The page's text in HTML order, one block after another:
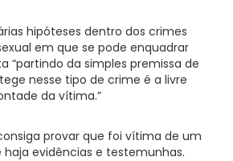
hipóteses dentro dos crimes
em que se pode enquadrar
“partindo da simples premissa de
nesse tipo de crime é a livre
da vítima.”
provar que foi vítima de um
evidências e testemunhas.